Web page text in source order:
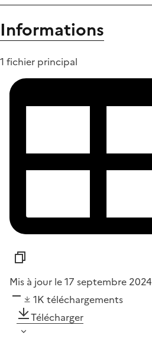
Informations
1 fichier principal
Mis à jour le 17 septembre 2024
1K téléchargements
Télécharger